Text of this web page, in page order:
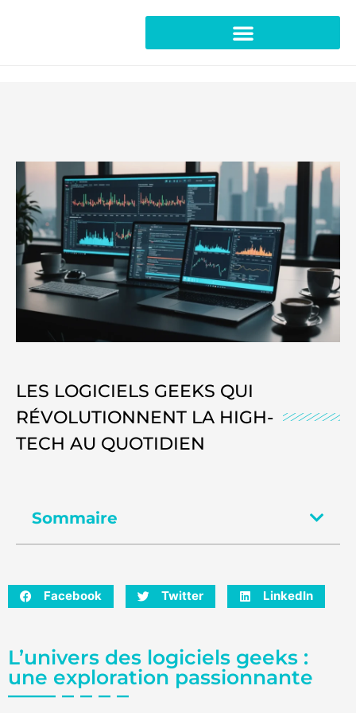
LES LOGICIELS GEEKS QUI
RÉVOLUTIONNENT LA HIGH-
TECH AU QUOTIDIEN
Sommaire
Facebook Twitter LinkedIn
L’univers des logiciels geeks :
une exploration passionnante